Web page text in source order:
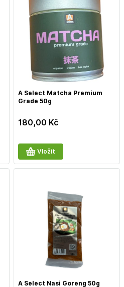
A Select Matcha Premium
Grade 50g
180,00 Kč
Vložit
A Select Nasi Goreng 50g